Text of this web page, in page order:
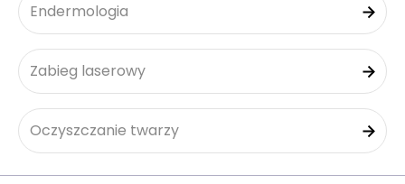
Endermologia
Zabieg laserowy
Oczyszczanie twarzy